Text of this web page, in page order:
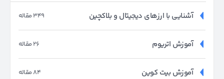
349 مقاله آشنایی با ارزهای دیجیتال و بلاکچین
26 مقاله آموزش اتریوم
84 مقاله آموزش بیت کوین